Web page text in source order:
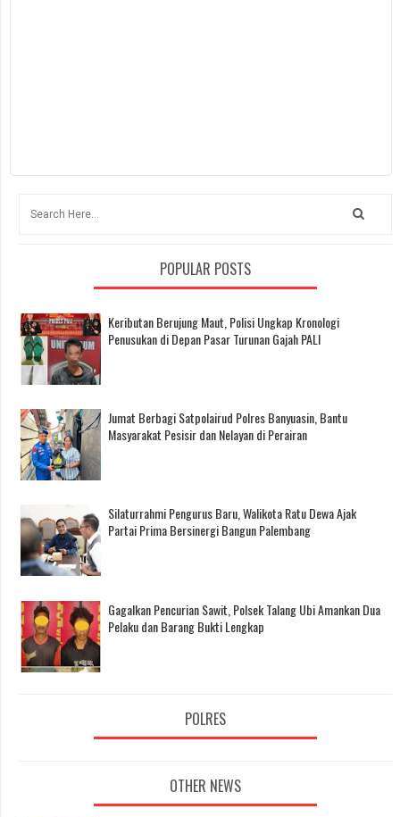
POPULAR POSTS
Keributan Berujung Maut, Polisi Ungkap Kronologi
Penusukan di Depan Pasar Turunan Gajah PALI
Jumat Berbagi Satpolairud Polres Banyuasin, Bantu
Masyarakat Pesisir dan Nelayan di Perairan
Silaturrahmi Pengurus Baru, Walikota Ratu Dewa Ajak
Partai Prima Bersinergi Bangun Palembang
Gagalkan Pencurian Sawit, Polsek Talang Ubi Amankan Dua
Pelaku dan Barang Bukti Lengkap
POLRES
OTHER NEWS